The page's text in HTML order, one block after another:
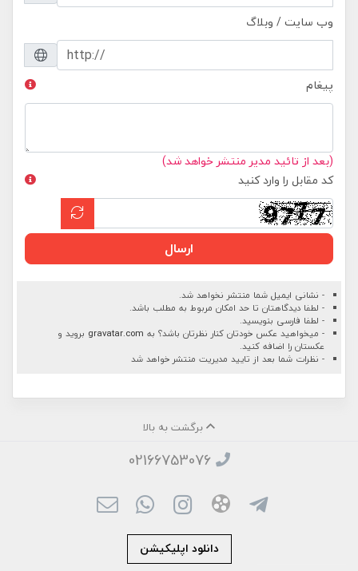
وب سایت / وبلاگ
پیغام
(بعد از تائید مدیر منتشر خواهد شد)
کد مقابل را وارد کنید
ارسال
- نشانی ایمیل شما منتشر نخواهد شد.
- لطفا دیدگاهتان تا حد امکان مربوط به مطلب باشد.
- لطفا فارسی بنویسید.
- میخواهید عکس خودتان کنار نظرتان باشد؟ به gravatar.com بروید و
عکستان را اضافه کنید.
- نظرات شما بعد از تایید مدیریت منتشر خواهد شد
برگشت به بالا
02166753076
دانلود اپلیکیشن